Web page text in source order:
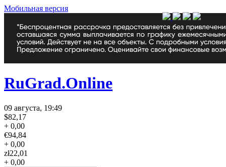
Мобильная версия
RuGrad.Online
09 августа, 19:49
$82,17
+ 0,00
€94,84
+ 0,00
zł22,01
+ 0,00